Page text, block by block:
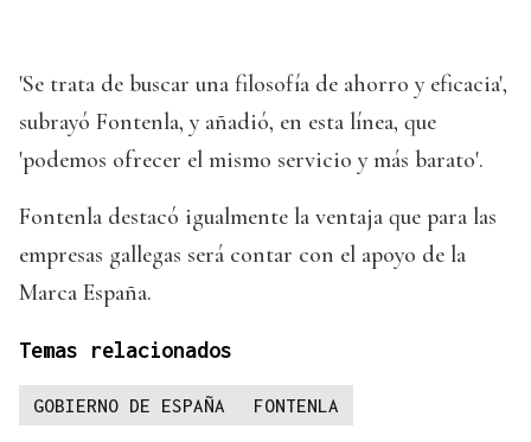
'Se trata de buscar una filosofía de ahorro y eficacia',
subrayó Fontenla, y añadió, en esta línea, que
'podemos ofrecer el mismo servicio y más barato'.
Fontenla destacó igualmente la ventaja que para las
empresas gallegas será contar con el apoyo de la
Marca España.
Temas relacionados
GOBIERNO DE ESPAÑA FONTENLA